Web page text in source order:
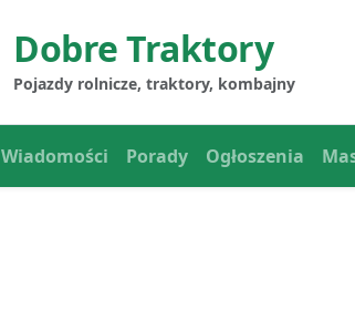
Dobre Traktory
Pojazdy rolnicze, traktory, kombajny
Wiadomości Porady Ogłoszenia